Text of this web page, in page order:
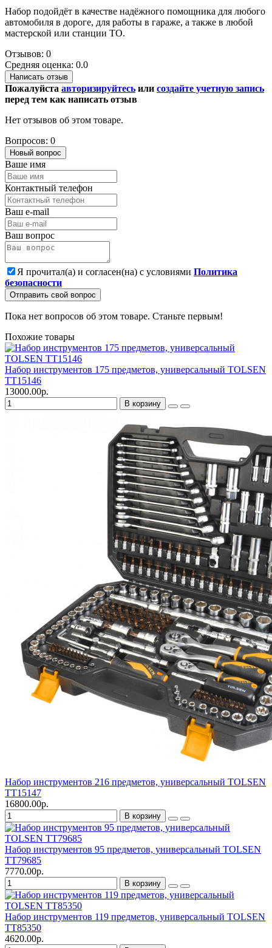
Набор подойдёт в качестве надёжного помощника для любого
автомобиля в дороге, для работы в гараже, а также в любой
мастерской или станции ТО.
Отзывов: 0
Средняя оценка: 0.0
Написать отзыв
Пожалуйста авторизируйтесь или создайте учетную запись
перед тем как написать отзыв
Нет отзывов об этом товаре.
Вопросов: 0
Новый вопрос
Ваше имя
Контактный телефон
Ваш e-mail
Ваш вопрос
Я прочитал(а) и согласен(на) с условиями Политика
безопасности
Отправить свой вопрос
Пока нет вопросов об этом товаре. Станьте первым!
Похожие товары
Набор инструментов 175 предметов, универсальный TOLSEN
TT15146
13000.00р.
В корзину
Набор инструментов 216 предметов, универсальный TOLSEN
TT15147
16800.00р.
В корзину
Набор инструментов 95 предметов, универсальный TOLSEN
TT79685
7770.00р.
В корзину
Набор инструментов 119 предметов, универсальный TOLSEN
TT85350
4620.00р.